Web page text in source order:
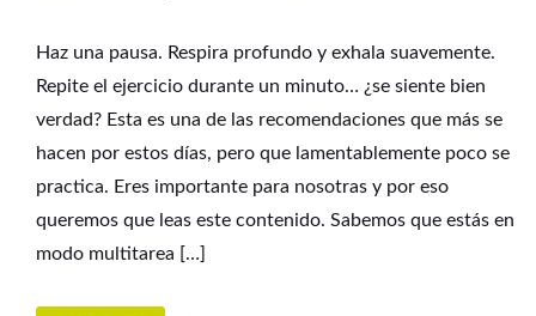
Haz una pausa. Respira profundo y exhala suavemente.
Repite el ejercicio durante un minuto… ¿se siente bien
verdad? Esta es una de las recomendaciones que más se
hacen por estos días, pero que lamentablemente poco se
practica. Eres importante para nosotras y por eso
queremos que leas este contenido. Sabemos que estás en
modo multitarea […]